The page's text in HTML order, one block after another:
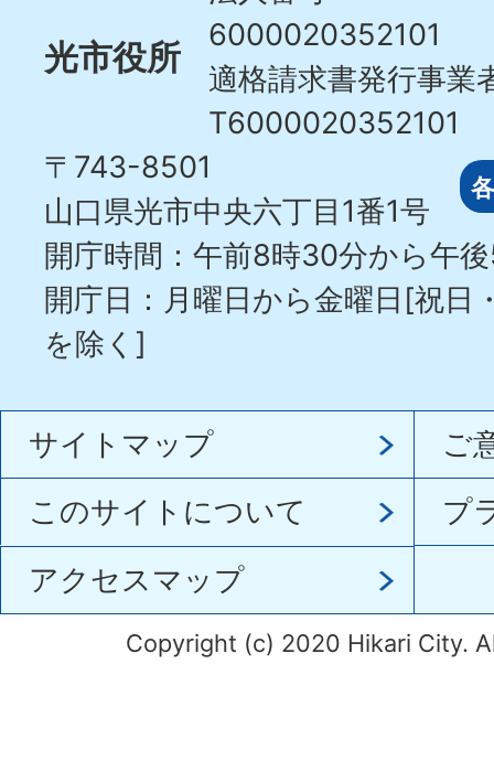
光市役所
6000020352101
適格請求書発行事業
T6000020352101
〒743-8501
山口県光市中央六丁目1番1号
開庁時間：午前8時30分から午
開庁日：月曜日から金曜日[祝日
を除く]
サイトマップ
ご
このサイトについて
プ
アクセスマップ
Copyright (c) 2020 Hikari City.